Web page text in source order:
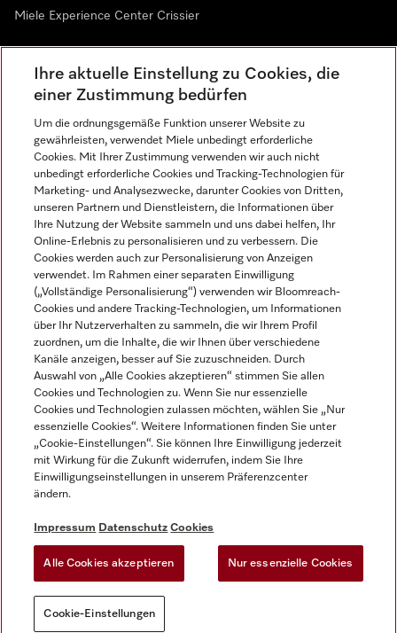
Miele Experience Center Crissier
Newsletter
Sprache
DEUTSCH
Impressum
Datenschutz
Cookie-Einstellungen
Miele auf YoutubeMiele auf Instagram
Miele auf Facebook
Miele auf LinkedInMiele auf LinkedIn
Ihre aktuelle Einstellung zu Cookies, die
einer Zustimmung bedürfen
Um die ordnungsgemäße Funktion unserer Website zu
gewährleisten, verwendet Miele unbedingt erforderliche
Cookies. Mit Ihrer Zustimmung verwenden wir auch nicht
unbedingt erforderliche Cookies und Tracking-Technologien für
Marketing- und Analysezwecke, darunter Cookies von Dritten,
unseren Partnern und Dienstleistern, die Informationen über
Ihre Nutzung der Website sammeln und uns dabei helfen, Ihr
Online-Erlebnis zu personalisieren und zu verbessern. Die
Cookies werden auch zur Personalisierung von Anzeigen
verwendet. Im Rahmen einer separaten Einwilligung
(„Vollständige Personalisierung“) verwenden wir Bloomreach-
Cookies und andere Tracking-Technologien, um Informationen
über Ihr Nutzerverhalten zu sammeln, die wir Ihrem Profil
zuordnen, um die Inhalte, die wir Ihnen über verschiedene
Kanäle anzeigen, besser auf Sie zuzuschneiden. Durch
Auswahl von „Alle Cookies akzeptieren“ stimmen Sie allen
Cookies und Technologien zu. Wenn Sie nur essenzielle
Cookies und Technologien zulassen möchten, wählen Sie „Nur
essenzielle Cookies“. Weitere Informationen finden Sie unter
„Cookie-Einstellungen“. Sie können Ihre Einwilligung jederzeit
mit Wirkung für die Zukunft widerrufen, indem Sie Ihre
Einwilligungseinstellungen in unserem Präferenzcenter
ändern.
Impressum Datenschutz Cookies
Alle Cookies akzeptieren Nur essenzielle Cookies
Cookie-Einstellungen